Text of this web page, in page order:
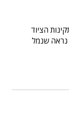
הציוד
נראה שנמל